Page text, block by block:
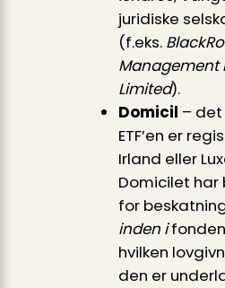
juridiske
(f.eks.
Management
Limited).
Domicil –
ETF’en er
Irland eller
Domicilet har
for
inden i
hvilken
den er